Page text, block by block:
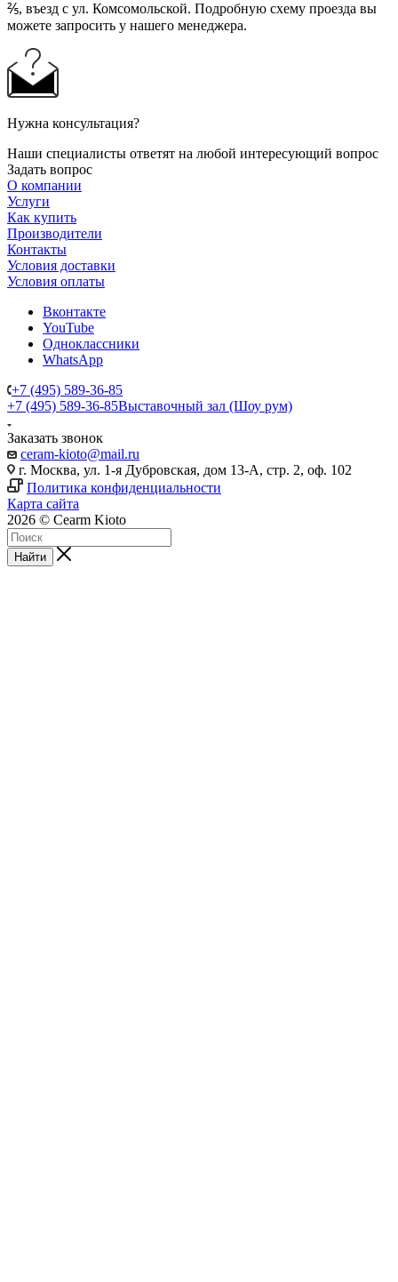
⅖, въезд с ул. Комсомольской. Подробную схему проезда вы
можете запросить у нашего менеджера.
Нужна консультация?
Наши специалисты ответят на любой интересующий вопрос
Задать вопрос
О компании
Услуги
Как купить
Производители
Контакты
Условия доставки
Условия оплаты
Вконтакте
YouTube
Одноклассники
WhatsApp
+7 (495) 589-36-85
+7 (495) 589-36-85Выставочный зал (Шоу рум)
Заказать звонок
ceram-kioto@mail.ru
г. Москва, ул. 1-я Дубровская, дом 13-А, стр. 2, оф. 102
Политика конфиденциальности
Карта сайта
2026 © Cearm Kioto
Найти